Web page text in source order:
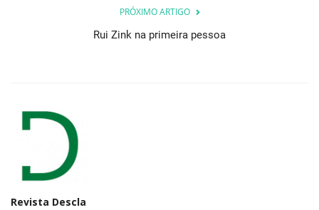
PRÓXIMO ARTIGO
Rui Zink na primeira pessoa
Revista Descla